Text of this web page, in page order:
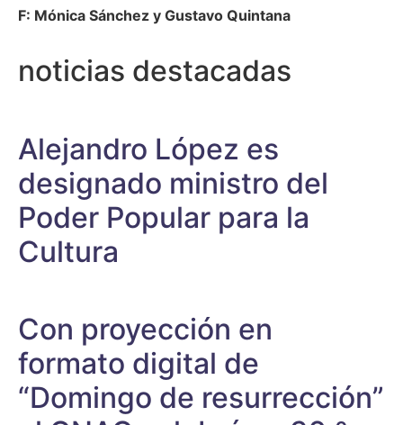
F: Mónica Sánchez y Gustavo Quintana
noticias destacadas
Alejandro López es
designado ministro del
Poder Popular para la
Cultura
Con proyección en
formato digital de
“Domingo de resurrección”